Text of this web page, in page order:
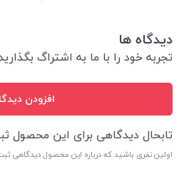
دیدگاه ها
تجربه خود را با ما به اشتراگ
افزودن
تابحال دیدگاهی برای این محصول
اولین نفری باشید که درباره این محصول دیدگاهی